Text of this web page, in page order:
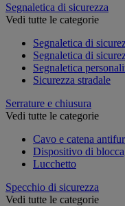
Segnaletica di sicurezza
Vedi tutte le categorie
Segnaletica di
Segnaletica di
Segnaletica
Sicurezza stradale
Serrature e chiusura
Vedi tutte le categorie
Cavo e catena
Dispositivo di
Lucchetto
Specchio di sicurezza
Vedi tutte le categorie